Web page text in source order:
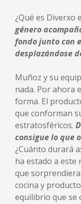
¿Qué es Diverxo
género
fondo junto con
desplazándose
Muñoz y su
nada. Por ahora
forma. El
que conforman
estratosféricos.
consigue lo que
¿Cuánto durará
ha estado a este
que
cocina y
equilibrio que se